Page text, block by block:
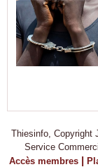
Thiesinfo, Copyright
Service
Accès membres |